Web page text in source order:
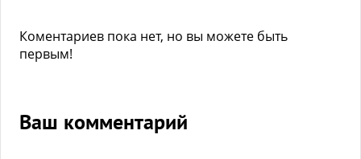
Коментариев пока нет, но вы можете быть
первым!
Ваш комментарий